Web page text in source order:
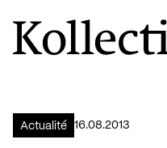
Aller à la page d'accueil
Logo Kollectif
Actualité 16.08.2013